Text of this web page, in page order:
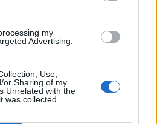
my
Advertising.
Use,
or Sharing of my
Unrelated with the
was collected.